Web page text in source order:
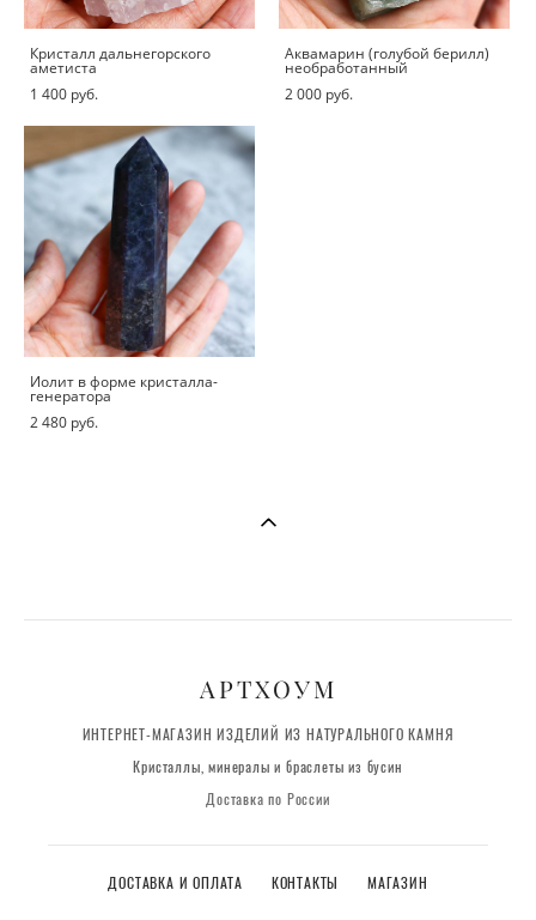
Кристалл дальнегорского
аметиста
1 400 pуб.
Аквамарин (голубой берилл)
необработанный
2 000 pуб.
Иолит в форме кристалла-
генератора
2 480 pуб.
АРТХОУМ
ИНТЕРНЕТ-МАГАЗИН ИЗДЕЛИЙ ИЗ НАТУРАЛЬНОГО КАМНЯ
Кристаллы, минералы и браслеты из бусин
Доставка по России
ДОСТАВКА И ОПЛАТА КОНТАКТЫ МАГАЗИН